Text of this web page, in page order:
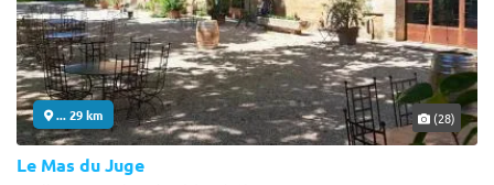
... 29 km (28)
Le Mas du Juge